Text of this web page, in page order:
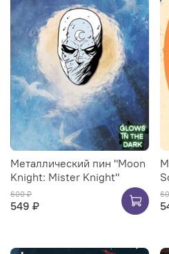
Металлический пин "Moon
Knight: Mister Knight"
600 ₽
549 ₽